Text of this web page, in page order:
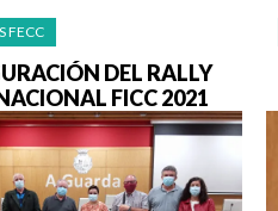
FECC
DEL RALLY
FICC 2021